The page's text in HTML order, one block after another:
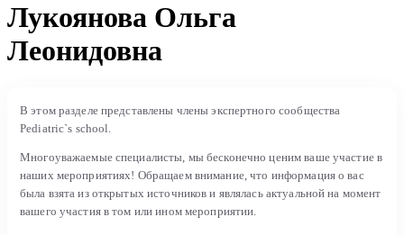
Лукоянова Ольга
Леонидовна
В этом разделе представлены члены экспертного сообщества
Pediatric`s school.
Многоуважаемые специалисты, мы бесконечно ценим ваше участие в
наших мероприятиях! Обращаем внимание, что информация о вас
была взята из открытых источников и являлась актуальной на момент
вашего участия в том или ином мероприятии.